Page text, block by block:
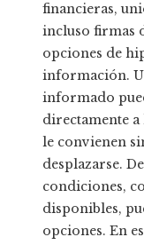
financieras,
incluso firmas
opciones de
información.
informado
directamente a
le convienen
desplazarse.
condiciones,
disponibles,
opciones. En